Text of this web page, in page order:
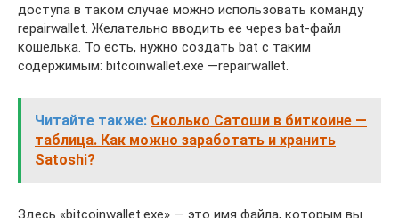
доступа в таком случае можно использовать команду
repairwallet. Желательно вводить ее через bat-файл
кошелька. То есть, нужно создать bat с таким
содержимым: bitcoinwallet.exe —repairwallet.
Читайте также: Cколько Сатоши в биткоине —
таблица. Как можно заработать и хранить
Satoshi?
Здесь «bitcoinwallet.exe» — это имя файла, которым вы